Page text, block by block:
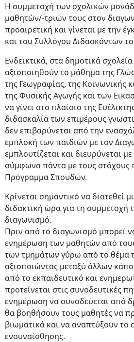
Η συμμετοχή των σχολικών
μαθητών/-τριών τους στον
προαιρετική και γίνεται με την
και του Συλλόγου Διδασκόντων
Ενδεικτικά, στα δημοτικά
αξιοποιηθούν το μάθημα της
της Γεωγραφίας, της Κοινωνικής
της Φυσικής Αγωγής και των
να γίνει στο πλαίσιο της
διδασκαλία των επιμέρους
δεν επιβαρύνεται από την
εμπλοκή των παιδιών με τον
εμπλουτίζεται και διευρύνεται
σύμφωνα πάντα με τους στόχους
Πρόγραμμα Σπουδών.
Κρίνεται σημαντικό να διατεθεί
διδακτική ώρα για τη
διαγωνισμό.
Πριν από το διαγωνισμό μπορεί
ενημέρωση των μαθητών από
των τμημάτων γύρω από το θέμα
αξιοποιώντας μεταξύ άλλων
από το εκπαιδευτικό και
προτείνεται στις συνοδευτικές
ενημέρωση να συνοδεύεται από
θα βοηθήσουν τους μαθητές να
βιωματικά και να αναπτύξουν το
ενσυναίσθησης.